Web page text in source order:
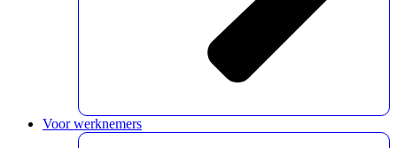
Voor werknemers